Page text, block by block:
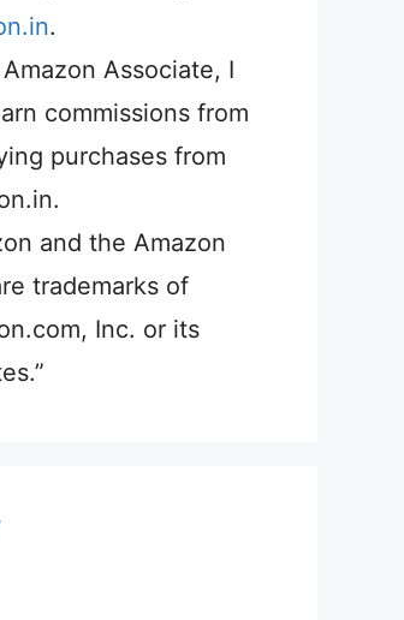
.
Associate, I
commissions from
purchases from
and the Amazon
trademarks of
Inc. or its